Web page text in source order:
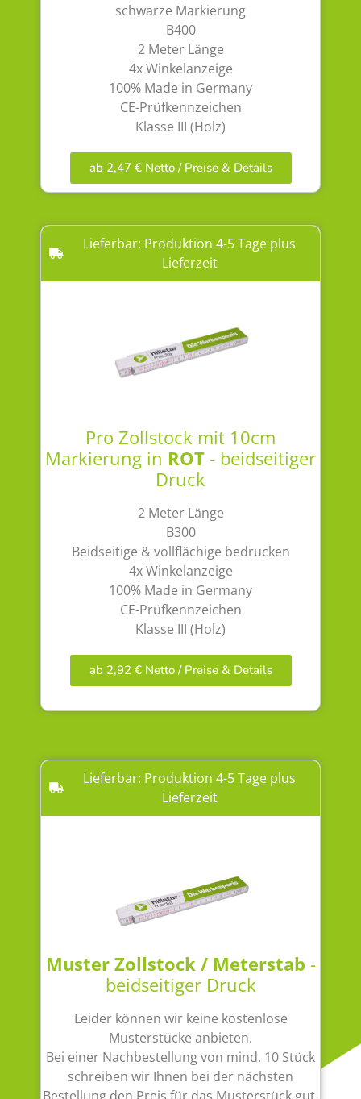
schwarze Markierung
B400
2 Meter Länge
4x Winkelanzeige
100% Made in Germany
CE-Prüfkennzeichen
Klasse III (Holz)
ab 2,47 € Netto / Preise & Details
Lieferbar: Produktion 4-5 Tage plus
Lieferzeit
Pro Zollstock mit 10cm
Markierung in ROT- beidseitiger
Druck
2 Meter Länge
B300
Beidseitige & vollflächige bedrucken
4x Winkelanzeige
100% Made in Germany
CE-Prüfkennzeichen
Klasse III (Holz)
ab 2,92 € Netto / Preise & Details
Lieferbar: Produktion 4-5 Tage plus
Lieferzeit
Muster Zollstock / Meterstab -
beidseitiger Druck
Leider können wir keine kostenlose
Musterstücke anbieten.
Bei einer Nachbestellung von mind. 10 Stück
schreiben wir Ihnen bei der nächsten